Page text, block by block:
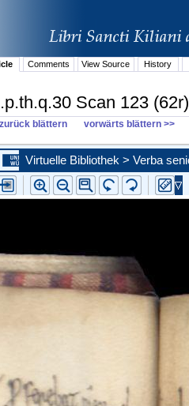
Comments View Source History
Scan 123 (62r)
blättern vorwärts blättern >>